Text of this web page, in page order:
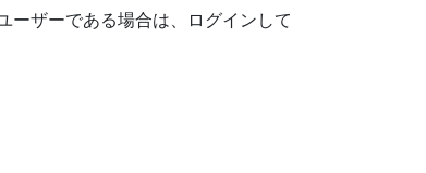
ーザーである場合は、ログインして